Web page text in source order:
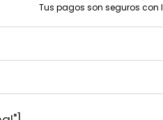
Tus pagos son seguros